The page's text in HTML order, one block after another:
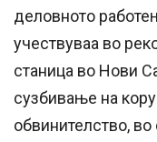
деловното
учествуваа во
станица во Нови
сузбивање на
обвинителство,